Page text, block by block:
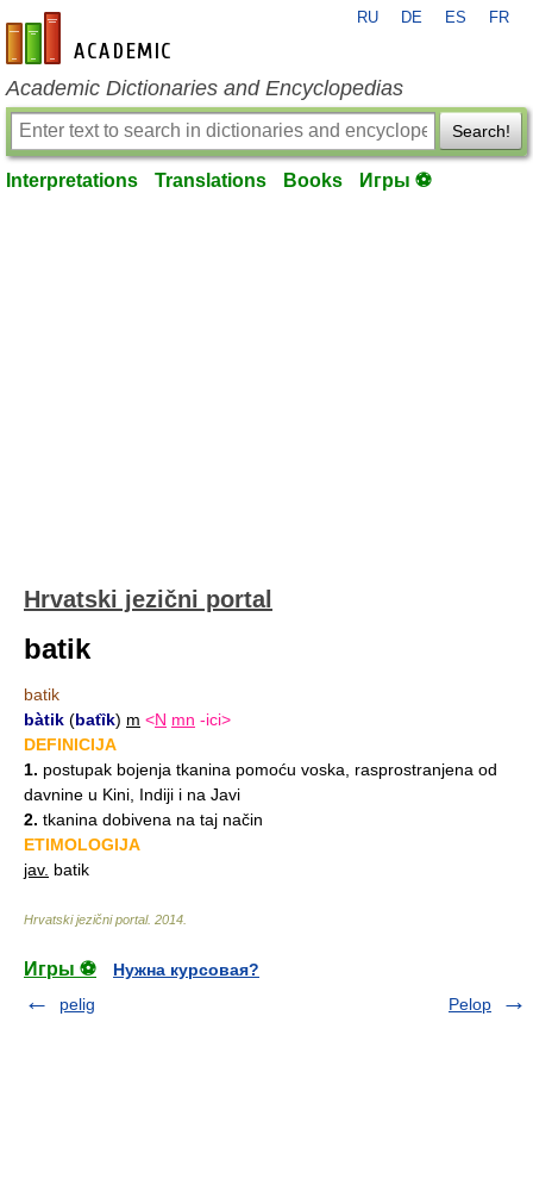
en-academic.com
RU DE ES FR
Academic Dictionaries and Encyclopedias
Search!
Interpretations Translations Books Игры ⚽
Hrvatski jezični portal
batik
batik
bàtik (batȉk) m <N mn -ici>
DEFINICIJA
1. postupak bojenja tkanina pomoću voska, rasprostranjena od
davnine u Kini, Indiji i na Javi
2. tkanina dobivena na taj način
ETIMOLOGIJA
jav. batik
Hrvatski jezični portal. 2014
Игры ⚽
Нужна курсовая?
pelig
Pelop